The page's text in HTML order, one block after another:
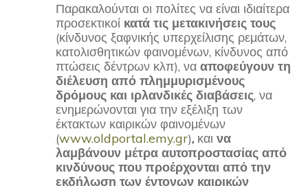
Παρακαλούνται οι πολίτες να είναι ιδιαίτερα
προσεκτικοί κατά τις μετακινήσεις τους
(κίνδυνος ξαφνικής υπερχείλισης ρεμάτων,
κατολισθητικών φαινομένων, κίνδυνος από
πτώσεις δέντρων κλπ), νααποφεύγουν τη
διέλευση από πλημμυρισμένους
δρόμους και ιρλανδικές διαβάσεις, να
ενημερώνονται για την εξέλιξη των
έκτακτων καιρικών φαινομένων
(www.oldportal.emy.gr), καινα
λαμβάνουν μέτρα αυτοπροστασίας από
κινδύνους που προέρχονται από την
εκδήλωση των έντονων καιρικών